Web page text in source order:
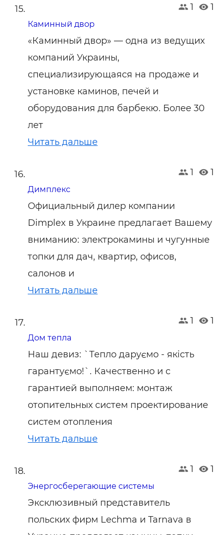
1 1
Каминный двор
«Каминный двор» — одна из ведущих
компаний Украины,
специализирующаяся на продаже и
установке каминов, печей и
оборудования для барбекю. Более 30
лет
Читать дальше
1 1
Димплекс
Официальный дилер компании
Dimplex в Украине предлагает Вашему
вниманию: электрокамины и чугунные
топки для дач, квартир, офисов,
салонов и
Читать дальше
1 1
Дом тепла
Наш девиз: `Тепло даруємо - якість
гарантуємо!`. Качественно и с
гарантией выполняем: монтаж
отопительных систем проектирование
систем отопления
Читать дальше
1 1
Энергосберегающие системы
Эксклюзивный представитель
польских фирм Lechma и Tarnava в